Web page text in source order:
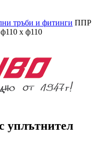
тръби и фитинги ППР
х ф110
уплътнител